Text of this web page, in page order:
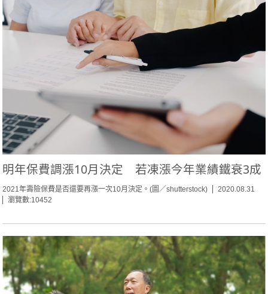
明年保費調漲10月決定 若凍漲今年業績鐵衰3成
2021年壽險保費是否還要再漲一次10月決定。(圖／shutterstock)
2020.08.31
瀏覽數:10452